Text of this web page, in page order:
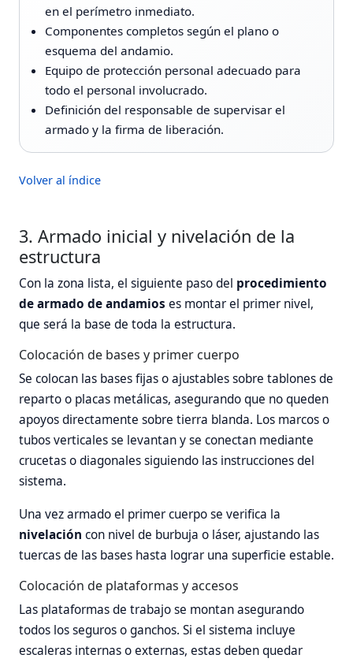
en el perímetro inmediato.
Componentes completos según el plano o
esquema del andamio.
Equipo de protección personal adecuado para
todo el personal involucrado.
Definición del responsable de supervisar el
armado y la firma de liberación.
Volver al índice
3. Armado inicial y nivelación de la
estructura
Con la zona lista, el siguiente paso del procedimiento
de armado de andamios es montar el primer nivel,
que será la base de toda la estructura.
Colocación de bases y primer cuerpo
Se colocan las bases fijas o ajustables sobre tablones de
reparto o placas metálicas, asegurando que no queden
apoyos directamente sobre tierra blanda. Los marcos o
tubos verticales se levantan y se conectan mediante
crucetas o diagonales siguiendo las instrucciones del
sistema.
Una vez armado el primer cuerpo se verifica la
nivelación con nivel de burbuja o láser, ajustando las
tuercas de las bases hasta lograr una superficie estable.
Colocación de plataformas y accesos
Las plataformas de trabajo se montan asegurando
todos los seguros o ganchos. Si el sistema incluye
escaleras internas o externas, estas deben quedar